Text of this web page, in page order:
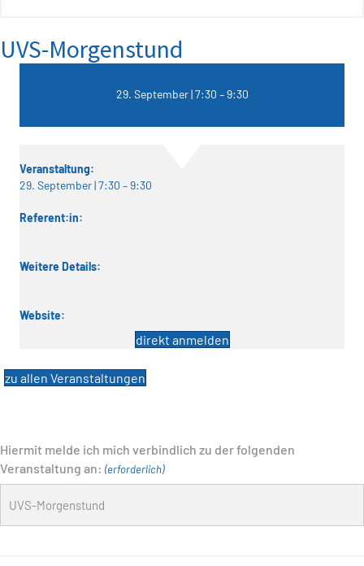
UVS-Morgenstund
29. September | 7:30 –9:30
Veranstaltung:
29. September | 7:30 –9:30
Referent:in:
Weitere Details:
Website:
direkt anmelden
zu allen Veranstaltungen
Hiermit melde ich mich verbindlich zu der folgenden
Veranstaltung an: (erforderlich)